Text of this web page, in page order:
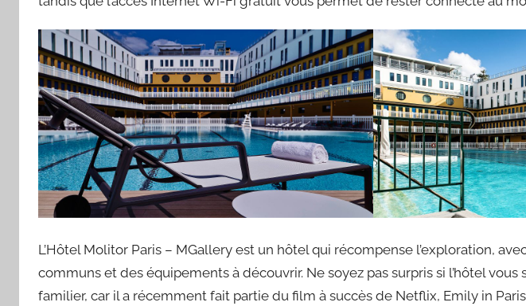
L’Hôtel Molitor Paris – MGallery est un hôtel qui récompense l’exploration,
communs et des équipements à découvrir. Ne soyez pas surpris si l’hôtel
familier, car il a récemment fait partie du film à succès de Netflix, Emily in